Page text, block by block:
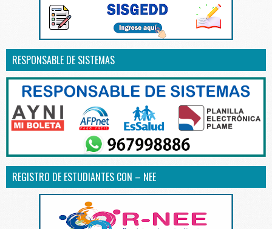
RESPONSABLE DE SISTEMAS
REGISTRO DE ESTUDIANTES CON – NEE